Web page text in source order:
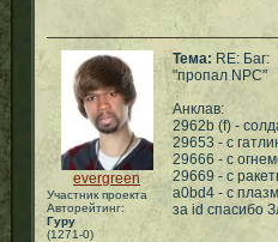
evergreen
Участник проекта
Авторейтинг:
Гуру
(1271-0)
Тема: RE: Баг:
"пропал NPC"
Анклав:
2962b (f) -
29653 - с
29666 - с
29669 - с
a0bd4 - с
за id спасибо